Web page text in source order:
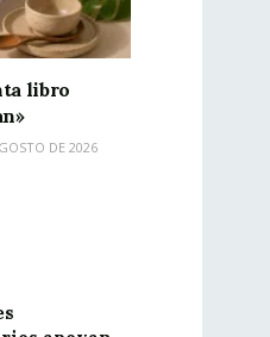
libro
DE 2026